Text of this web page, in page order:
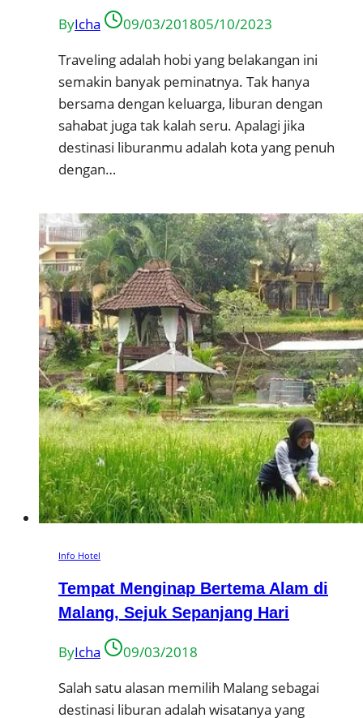
ByIcha 09/03/201805/10/2023
Traveling adalah hobi yang belakangan ini
semakin banyak peminatnya. Tak hanya
bersama dengan keluarga, liburan dengan
sahabat juga tak kalah seru. Apalagi jika
destinasi liburanmu adalah kota yang penuh
dengan…
Info Hotel
Tempat Menginap Bertema Alam di
Malang, Sejuk Sepanjang Hari
ByIcha
09/03/2018
Salah satu alasan memilih Malang sebagai
destinasi liburan adalah wisatanya yang